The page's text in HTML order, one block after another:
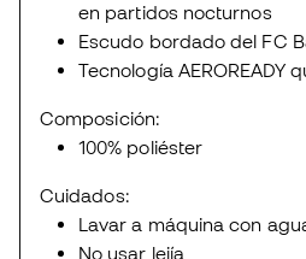
en partidos nocturnos
Escudo bordado del FC
Tecnología AEROREADY
Composición:
100% poliéster
Cuidados:
Lavar a máquina con
No usar lejía